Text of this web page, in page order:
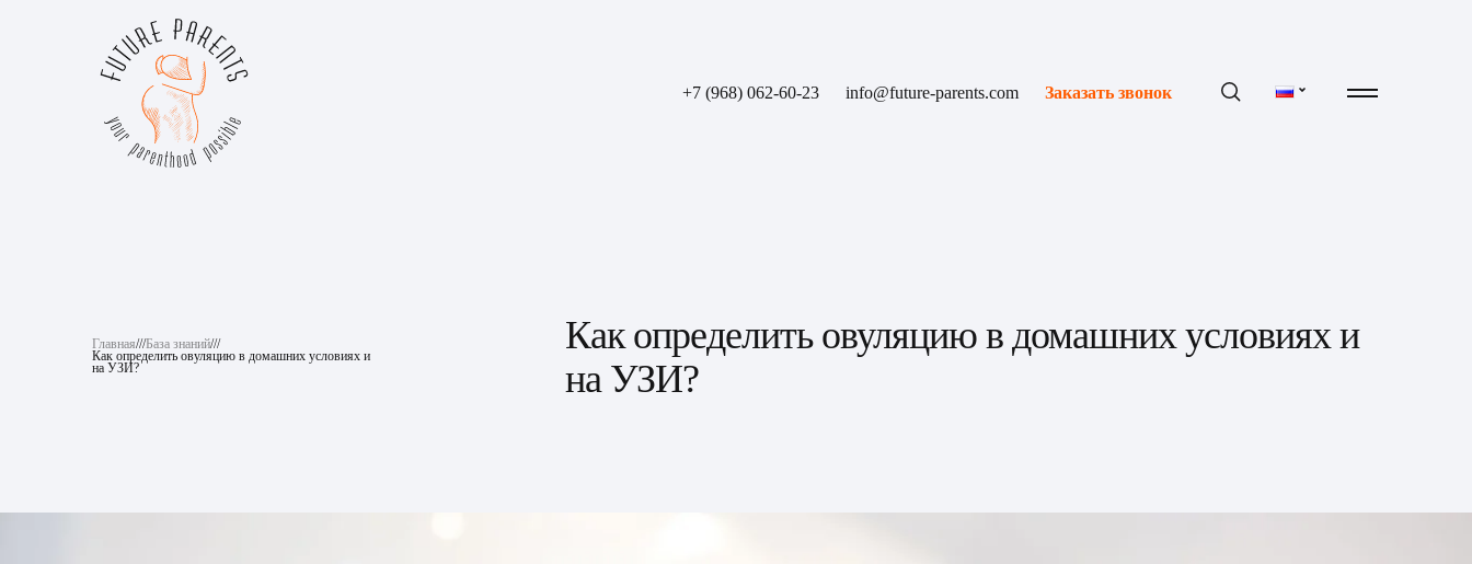
+7 (968) 062-60-23 info@future-parents.com Заказать звонок
Главная///База знаний///
Как определить овуляцию в домашних условиях и
на УЗИ?
Как определить овуляцию в домашних условиях и
на УЗИ?